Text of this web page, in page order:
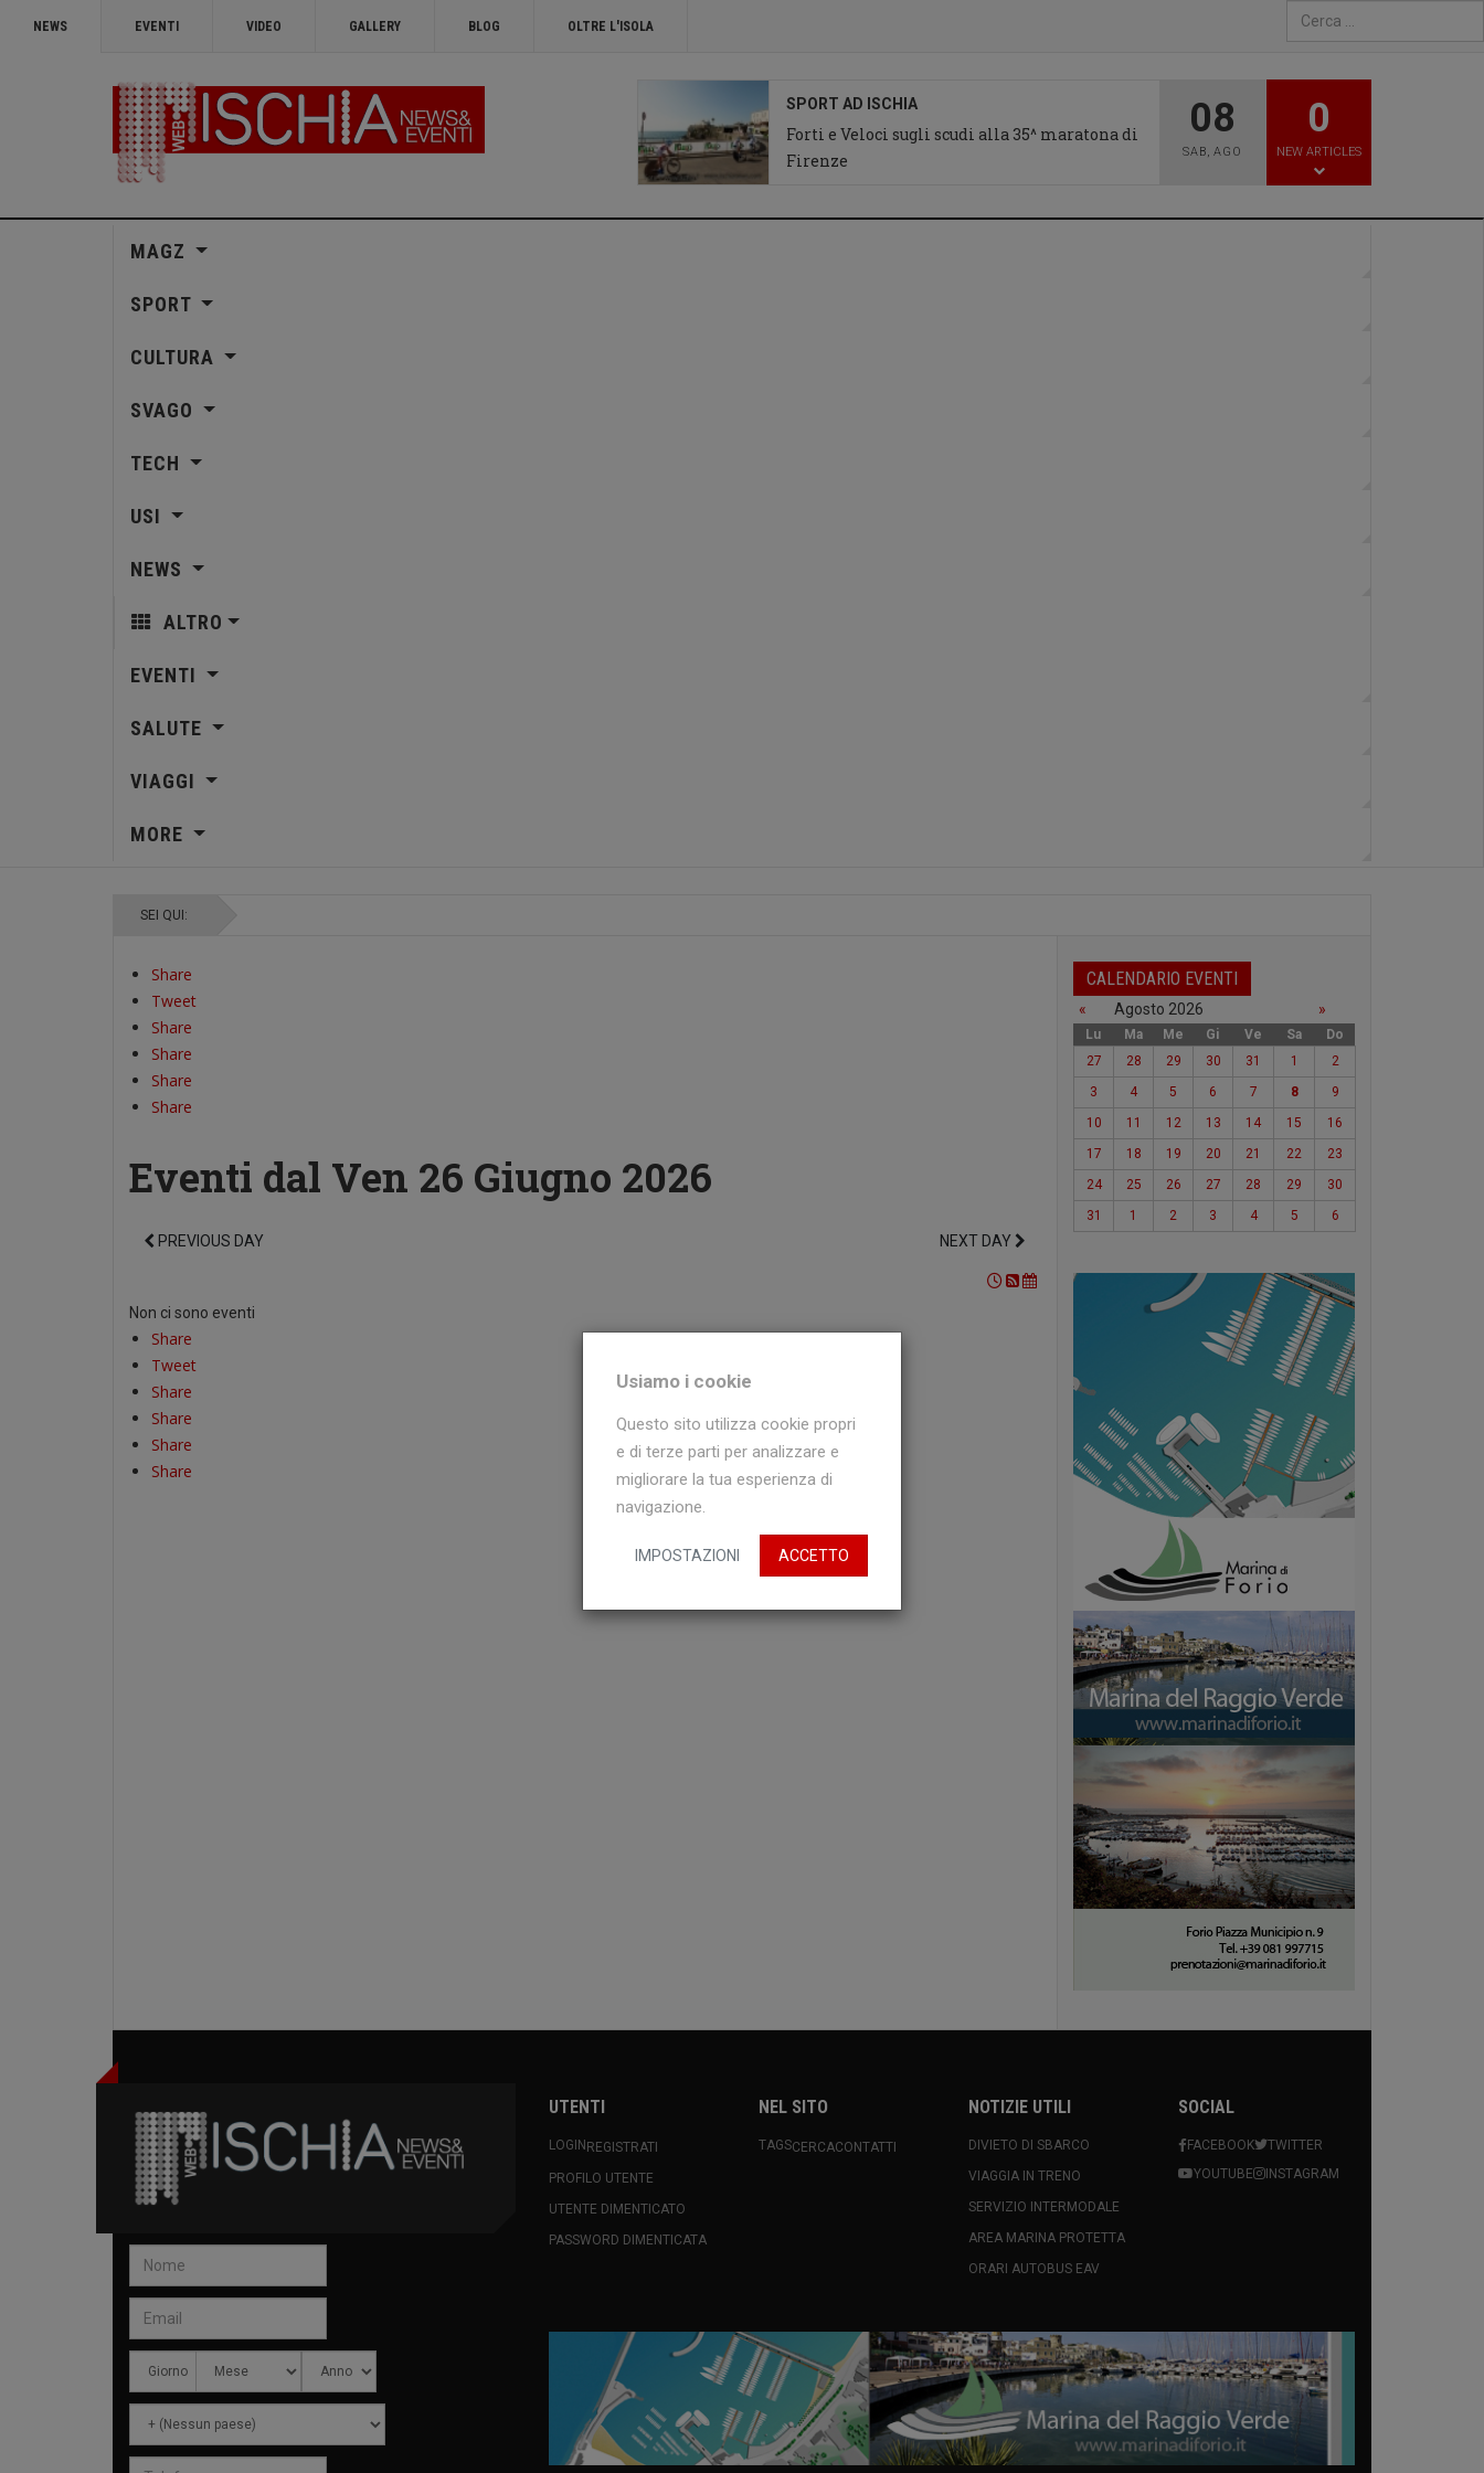
NEWS EVENTI VIDEO GALLERY BLOG OLTRE L'ISOLA
SPORT AD ISCHIA
Forti e Veloci sugli scudi alla 35^ maratona di
Firenze
08
SAB, AGO
0
NEW ARTICLES
MAGZ
SPORT
CULTURA
SVAGO
TECH
USI
NEWS
ALTRO
EVENTI
SALUTE
VIAGGI
MORE
SEI QUI:
Share
Tweet
Share
Share
Share
Share
Eventi dal Ven 26 Giugno 2026
PREVIOUS DAY NEXT DAY
Non ci sono eventi
Share
Tweet
Share
Share
Share
Share
CALENDARIO EVENTI
« Agosto 2026 »
Lu Ma Me Gi Ve Sa
Do
27
28 29 30 31 1
2
3
4 5 6 7 8
9
10
11 12 13 14 15
16
17
18 19 20 21 22
23
24
25 26 27 28 29
30
31
1 2 3 4 5 6
UTENTI
LOGIN REGISTRATI
PROFILO UTENTE
UTENTE DIMENTICATO
PASSWORD DIMENTICATA
NEL SITO
TAGSCERCACONTATTI
NOTIZIE UTILI
DIVIETO DI SBARCO
VIAGGIA IN TRENO
SERVIZIO INTERMODALE
AREA MARINA PROTETTA
ORARI AUTOBUS EAV
SOCIAL
FACEBOOK
TWITTER
YOUTUBE
INSTAGRAM
Usiamo i cookie
Questo sito utilizza cookie propri
e di terze parti per analizzare e
migliorare la tua esperienza di
navigazione.
IMPOSTAZIONI ACCETTO